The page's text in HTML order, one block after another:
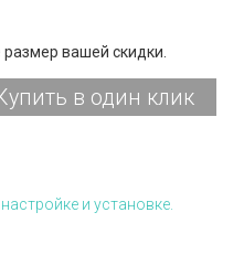
вашей скидки.
в один клик
и установке.